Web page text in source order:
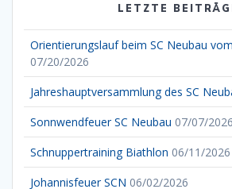
LETZTE
Orientierungslauf beim SC Neubau
07/20/2026
Jahreshauptversammlung des SC
Sonnwendfeuer SC Neubau 07/07/2026
Schnuppertraining Biathlon 06/11/2026
Johannisfeuer SCN 06/02/2026